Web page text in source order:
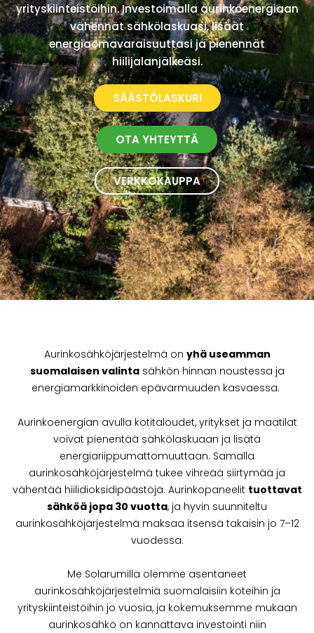
yrityskiinteistöihin. Investoimalla aurinkoenergiaan
vähennät sähkölaskuasi, lisäät
energiaomavaraisuuttasi ja pienennät
hiilijalanjälkeäsi.
SÄÄSTÖLASKURI
OTA YHTEYTTÄ
VERKKOKAUPPA
Aurinkosähköjärjestelmä on yhä useamman
suomalaisen valintasähkön hinnan noustessa ja
energiamarkkinoiden epävarmuuden kasvaessa.
Aurinkoenergian avulla kotitaloudet, yritykset ja maatilat
voivat pienentää sähkölaskuaan ja lisätä
energiariippumattomuuttaan. Samalla
aurinkosähköjärjestelmä tukee vihreää siirtymää ja
vähentää hiilidioksidipäästöjä. Aurinkopaneelit tuottavat
sähköä jopa 30 vuotta, ja hyvin suunniteltu
aurinkosähköjärjestelmä maksaa itsensä takaisin jo 7–12
vuodessa.
Me Solarumilla olemme asentaneet
aurinkosähköjärjestelmiä suomalaisiin koteihin ja
yrityskiinteistöihin jo vuosia, ja kokemuksemme mukaan
aurinkosähkö on kannattava investointi niin